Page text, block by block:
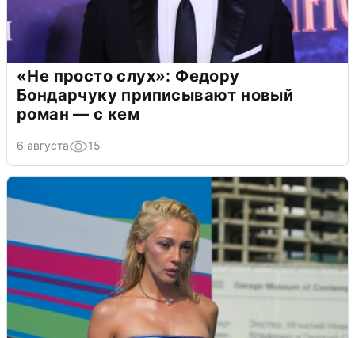
«Не просто слух»: Федору
Бондарчуку приписывают новый
роман — с кем
6 августа 15